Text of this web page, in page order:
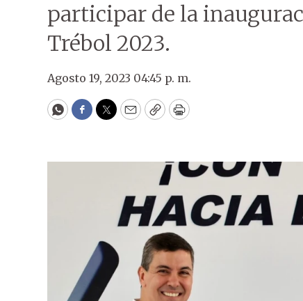
participar de la
Trébol 2023.
Agosto 19, 2023 04:45 p. m.
WhatsApp
Facebook
Twitter
EmailCopyPrint